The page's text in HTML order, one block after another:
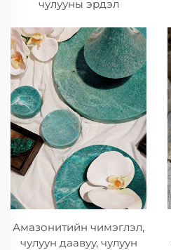
чулууны эрдэл
Амазонитийн чимэглэл,
чулуун даавуу, чулуун